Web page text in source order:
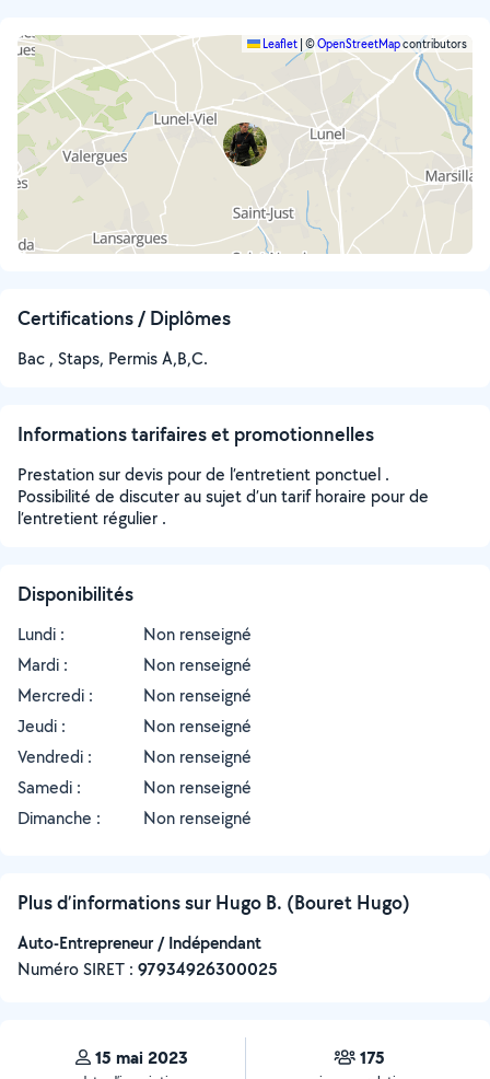
Leaflet ©OpenStreetMapcontributors
Certifications / Diplômes
Bac , Staps, Permis A,B,C.
Informations tarifaires et promotionnelles
Prestation sur devis pour de l’entretient ponctuel .
Possibilité de discuter au sujet d’un tarif horaire pour de
l’entretient régulier .
Disponibilités
Lundi :
Non renseigné
Mardi :
Non renseigné
Mercredi :
Non renseigné
Jeudi :
Non renseigné
Vendredi :
Non renseigné
Samedi :
Non renseigné
Dimanche :
Non renseigné
Plus d’informations sur Hugo B. (Bouret Hugo)
Auto-Entrepreneur / Indépendant
Numéro SIRET : ‍97934926300025
15 mai 2023 175